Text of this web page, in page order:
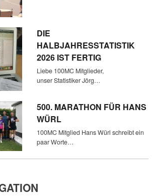
DIE
HALBJAHRESSTATISTIK
2026 IST FERTIG
Liebe 100MC Mitglieder,
unser Statistiker Jörg…
500. MARATHON FÜR HANS
WÜRL
100MC Mitglied Hans Würl schreibt ein
paar Worte…